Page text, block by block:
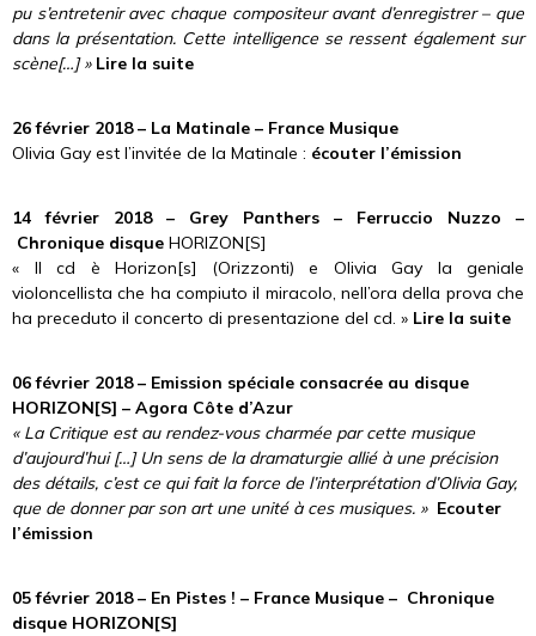
pu s’entretenir avec chaque compositeur avant d’enregistrer – que
dans la présentation. Cette intelligence se ressent également sur
scène[…] » Lire la suite
26 février 2018 – La Matinale – France Musique
Olivia Gay est l’invitée de la Matinale : écouter l’émission
14 février 2018 – Grey Panthers – Ferruccio Nuzzo –
Chronique disque HORIZON[S]
« Il cd è Horizon[s] (Orizzonti) e Olivia Gay la geniale
violoncellista che ha compiuto il miracolo, nell’ora della prova che
ha preceduto il concerto di presentazione del cd. » Lire la suite
06 février 2018 – Emission spéciale consacrée au disque
HORIZON[S] – Agora Côte d’Azur
« La Critique est au rendez-vous charmée par cette musique
d’aujourd’hui […] Un sens de la dramaturgie allié à une précision
des détails, c’est ce qui fait la force de l’interprétation d’Olivia Gay,
que de donner par son art une unité à ces musiques. » Ecouter
l’émission
05 février 2018 – En Pistes ! – France Musique – Chronique
disque HORIZON[S]